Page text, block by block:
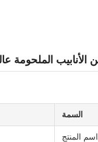
السمة
اسم المنتج